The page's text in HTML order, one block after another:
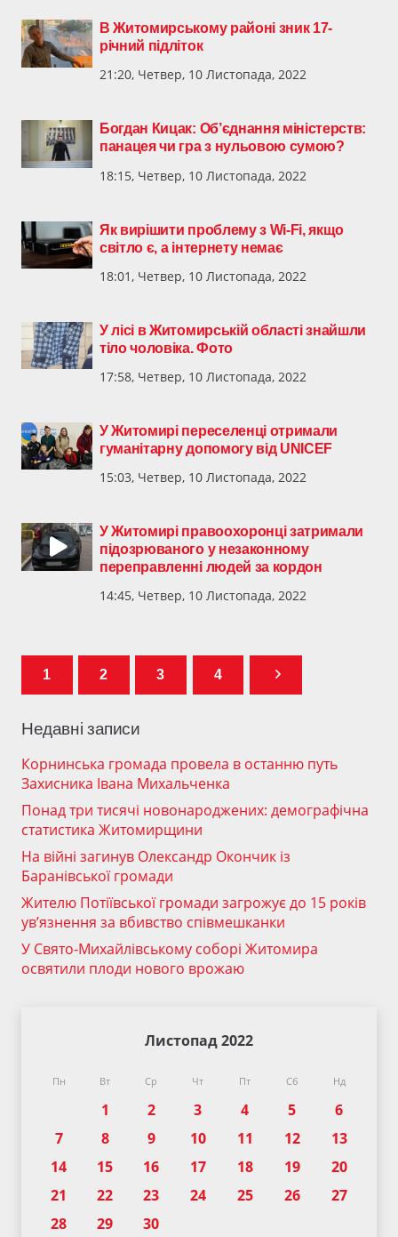
В Житомирському районі зник 17-
річний підліток
21:20, Четвер, 10 Листопада, 2022
Богдан Кицак: Об’єднання міністерств:
панацея чи гра з нульовою сумою?
18:15, Четвер, 10 Листопада, 2022
Як вирішити проблему з Wi-Fi, якщо
світло є, а інтернету немає
18:01, Четвер, 10 Листопада, 2022
У лісі в Житомирській області знайшли
тіло чоловіка. Фото
17:58, Четвер, 10 Листопада, 2022
У Житомирі переселенці отримали
гуманітарну допомогу від UNICEF
15:03, Четвер, 10 Листопада, 2022
У Житомирі правоохоронці затримали
підозрюваного у незаконному
переправленні людей за кордон
14:45, Четвер, 10 Листопада, 2022
1 2 3 4
Недавні записи
Корнинська громада провела в останню путь
Захисника Івана Михальченка
Понад три тисячі новонароджених: демографічна
статистика Житомирщини
На війні загинув Олександр Окончик із
Баранівської громади
Жителю Потіївської громади загрожує до 15 років
ув’язнення за вбивство співмешканки
У Свято-Михайлівському соборі Житомира
освятили плоди нового врожаю
Листопад 2022
Пн Вт Ср Чт Пт Сб Нд
1 2 3 4 5
6
7
8 9 10 11 12
13
14
15 16 17 18 19
20
21
22 23 24 25 26
27
28
29 30